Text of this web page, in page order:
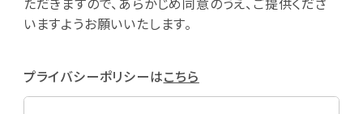
いますようお願いいたします。
プライバシーポリシーはこちら